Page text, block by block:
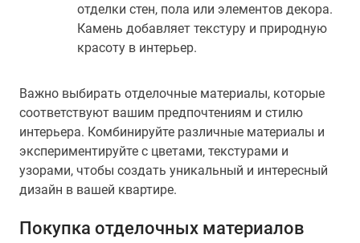
отделки стен, пола или элементов декора.
Камень добавляет текстуру и природную
красоту в интерьер.
Важно выбирать отделочные материалы, которые
соответствуют вашим предпочтениям и стилю
интерьера. Комбинируйте различные материалы и
экспериментируйте с цветами, текстурами и
узорами, чтобы создать уникальный и интересный
дизайн в вашей квартире.
Покупка отделочных материалов